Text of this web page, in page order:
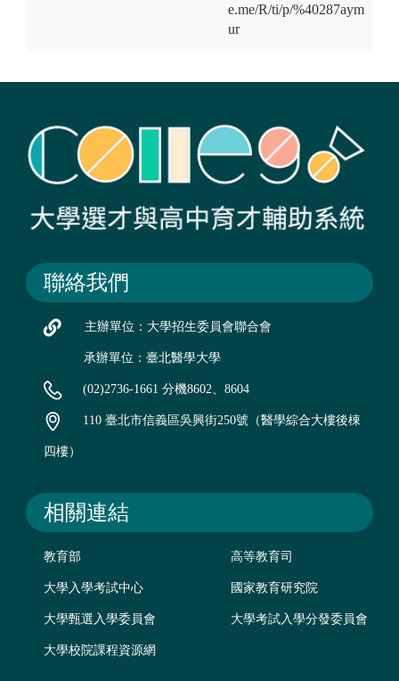
e.me/R/ti/p/%40287aym
ur
聯絡我們
主辦單位：大學招生委員會聯合會
承辦單位：臺北醫學大學
(02)2736-1661 分機8602、8604
110 臺北市信義區吳興街250號（醫學綜合大樓後棟
四樓）
相關連結
教育部 高等教育司
大學入學考試中心 國家教育研究院
大學甄選入學委員會 大學考試入學分發委員會
大學校院課程資源網